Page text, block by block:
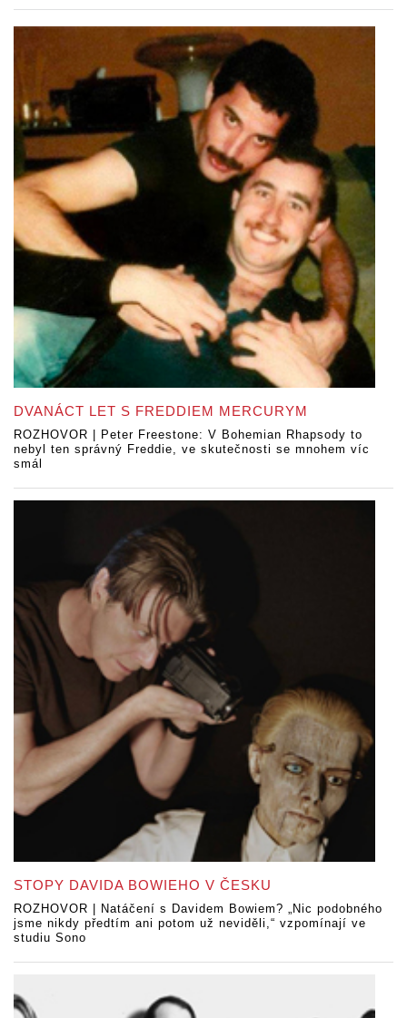
DVANÁCT LET S FREDDIEM MERCURYM
ROZHOVOR | Peter Freestone: V Bohemian Rhapsody to
nebyl ten správný Freddie, ve skutečnosti se mnohem víc
smál
STOPY DAVIDA BOWIEHO V ČESKU
ROZHOVOR | Natáčení s Davidem Bowiem? „Nic podobného
jsme nikdy předtím ani potom už neviděli,“ vzpomínají ve
studiu Sono